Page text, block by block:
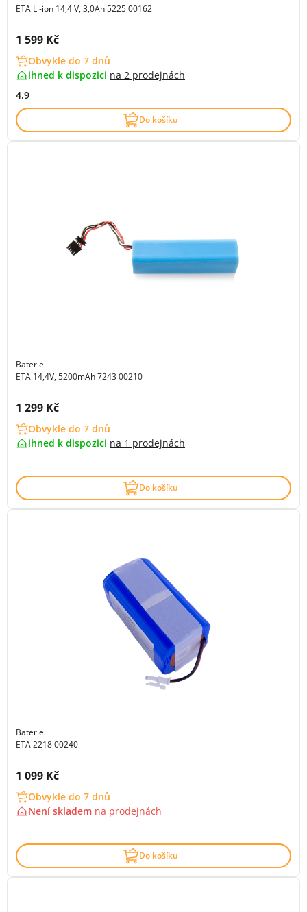
ETA Li-ion 14,4 V, 3,0Ah 5225 00162
Cena s DPH:
1 599 Kč
Obvykle do 7 dnů
ihned k dispozici na 2 prodejnách
4.9
Do košíku
Baterie
ETA 14,4V, 5200mAh 7243 00210
Cena s DPH:
1 299 Kč
Obvykle do 7 dnů
ihned k dispozici na 1 prodejnách
Do košíku
Baterie
ETA 2218 00240
Cena s DPH:
1 099 Kč
Obvykle do 7 dnů
Není skladem na prodejnách
Do košíku